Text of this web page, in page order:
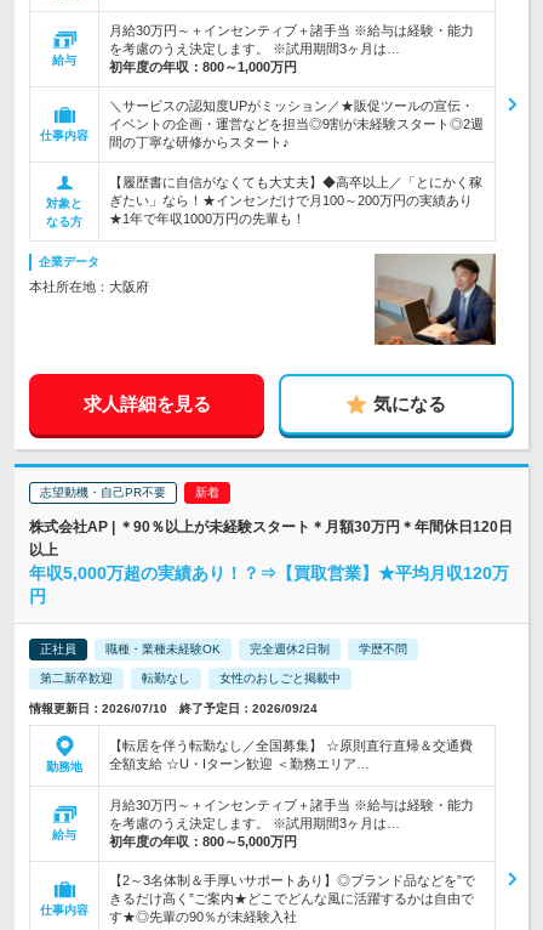
給与
月給30万円～＋インセンティブ＋諸手当 ※給与は経験・能力
を考慮のうえ決定します。 ※試用期間3ヶ月は…
初年度の年収： 800～1,000万円
仕事内容
＼サービスの認知度UPがミッション／★販促ツールの宣伝・
イベントの企画・運営などを担当◎9割が未経験スタート◎2週
間の丁寧な研修からスタート♪
対象と
なる方
【履歴書に自信がなくても大丈夫】◆高卒以上／「とにかく稼
ぎたい」なら！★インセンだけで月100～200万円の実績あり
★1年で年収1000万円の先輩も！
企業データ
本社所在地：大阪府
求人詳細を見る 気になる
志望動機・自己PR不要
株式会社AP | ＊90％以上が未経験スタート＊月額30万円＊年間休日120日
以上
年収5,000万超の実績あり！？⇒【買取営業】★平均月収120万
円
正社員 職種・業種未経験OK 完全週休2日制 学歴不問
第二新卒歓迎 転勤なし 女性のおしごと掲載中
情報更新日：2026/07/10 終了予定日：2026/09/24
勤務地
【転居を伴う転勤なし／全国募集】 ☆原則直行直帰＆交通費
全額支給 ☆U・Iターン歓迎 ＜勤務エリア…
給与
月給30万円～＋インセンティブ＋諸手当 ※給与は経験・能力
を考慮のうえ決定します。 ※試用期間3ヶ月は…
初年度の年収： 800～5,000万円
仕事内容
【2～3名体制＆手厚いサポートあり】◎ブランド品などを”で
きるだけ高く”ご案内★どこでどんな風に活躍するかは自由で
す★◎先輩の90％が未経験入社